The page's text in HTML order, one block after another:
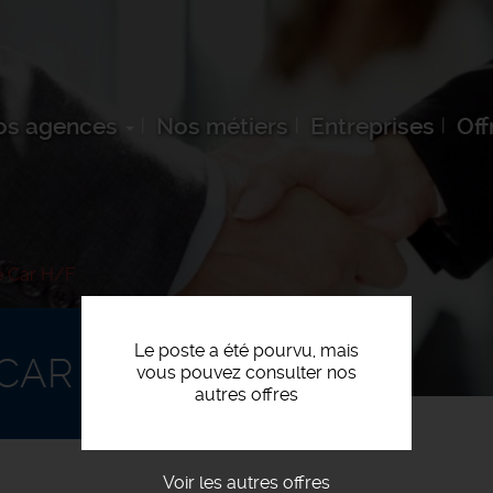
agences Nos métiers Entreprises
Car H/F
Le poste a été pourvu, mais
vous pouvez consulter nos
autres offres
Voir les autres offres
H/F